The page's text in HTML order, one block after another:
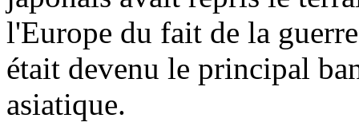
l'Europe du fait de la
était devenu le principal
asiatique.